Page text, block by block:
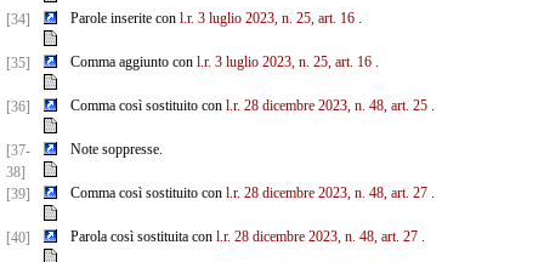
[34] Parole inserite con l.r. 3 luglio 2023, n. 25, art. 16.
[35] Comma aggiunto con l.r. 3 luglio 2023, n. 25, art. 16.
[36] Comma così sostituito con l.r. 28 dicembre 2023, n. 48, art. 25.
[37-
38]
Note soppresse.
[39] Comma così sostituito con l.r. 28 dicembre 2023, n. 48, art. 27.
[40] Parola così sostituita con l.r. 28 dicembre 2023, n. 48, art. 27.